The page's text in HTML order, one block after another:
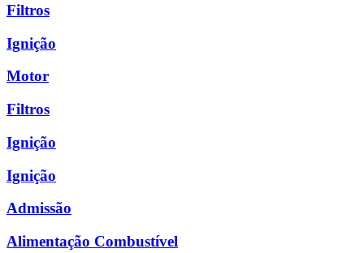
Filtros
Ignição
Motor
Filtros
Ignição
Ignição
Admissão
Alimentação Combustível